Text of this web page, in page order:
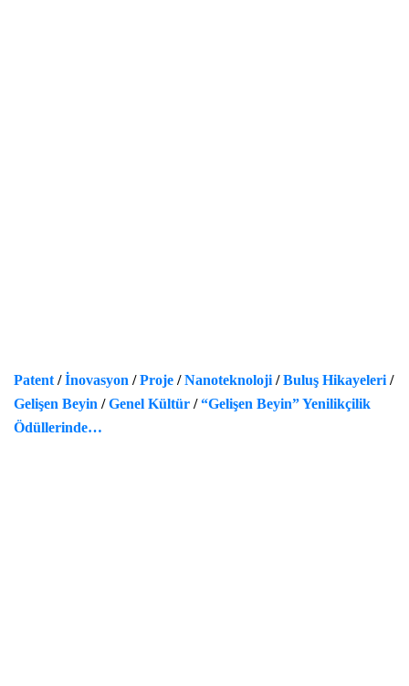
Patent /İnovasyon /Proje /Nanoteknoloji /Buluş Hikayeleri /
Gelişen Beyin /Genel Kültür /“Gelişen Beyin” Yenilikçilik
Ödüllerinde…